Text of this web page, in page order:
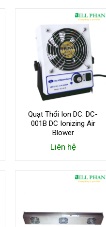
Quạt Thổi Ion DC: DC-
001B DC Ionizing Air
Blower
Liên hệ